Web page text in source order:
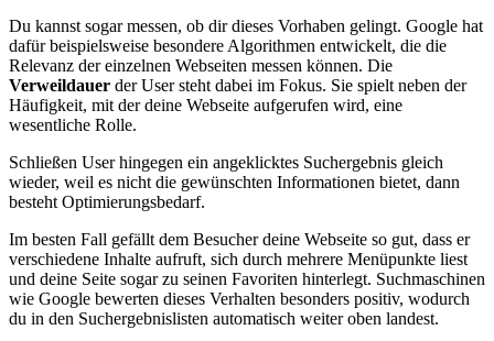
Du kannst sogar messen, ob dir dieses Vorhaben gelingt. Google hat
dafür beispielsweise besondere Algorithmen entwickelt, die die
Relevanz der einzelnen Webseiten messen können. Die
Verweildauer der User steht dabei im Fokus. Sie spielt neben der
Häufigkeit, mit der deine Webseite aufgerufen wird, eine
wesentliche Rolle.
Schließen User hingegen ein angeklicktes Suchergebnis gleich
wieder, weil es nicht die gewünschten Informationen bietet, dann
besteht Optimierungsbedarf.
Im besten Fall gefällt dem Besucher deine Webseite so gut, dass er
verschiedene Inhalte aufruft, sich durch mehrere Menüpunkte liest
und deine Seite sogar zu seinen Favoriten hinterlegt. Suchmaschinen
wie Google bewerten dieses Verhalten besonders positiv, wodurch
du in den Suchergebnislisten automatisch weiter oben landest.